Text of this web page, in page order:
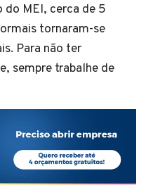
do MEI, cerca de 5
tornaram-se
Para não ter
sempre trabalhe de